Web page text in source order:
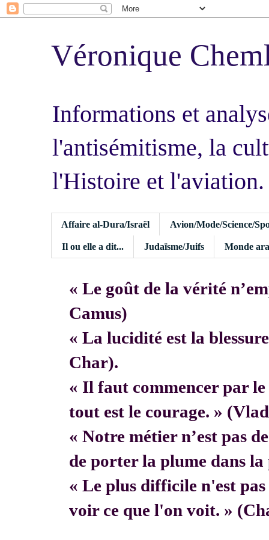
Véronique
Informations et
l'antisémitisme, la
l'Histoire et l'aviation.
Affaire al-Dura/Israël Avion/Mode/Science/
Il ou elle a dit... Judaïsme/Juifs Monde
« Le goût de la vérité
Camus)
« La lucidité est la
Char).
« Il faut commencer par le
tout est le courage. »
« Notre métier n’est pas
de porter la plume dans
« Le plus difficile n'est
voir ce que l'on voit. »